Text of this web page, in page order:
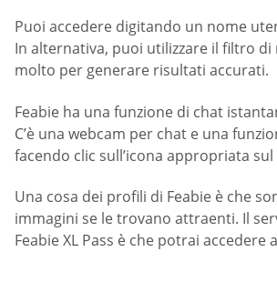
Puoi accedere digitando un nome
In alternativa, puoi utilizzare il filtro di
molto per generare risultati accurati.
Feabie ha una funzione di chat
C’è una webcam per chat e una
facendo clic sull’icona appropriata
Una cosa dei profili di Feabie è che
immagini se le trovano attraenti. Il
Feabie XL Pass è che potrai